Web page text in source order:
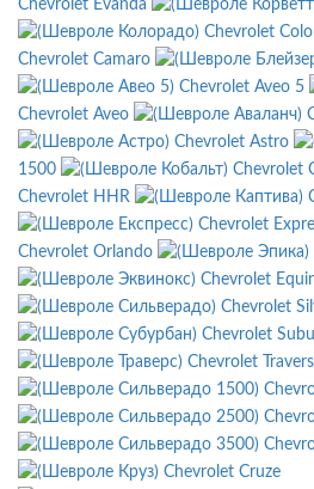
Chevrolet Evanda
Chevrolet
Chevrolet Camaro
Chevrolet Aveo 5
Chevrolet Aveo
Chevrolet Astro
1500
Chevrolet
Chevrolet HHR
Chevrolet
Chevrolet Orlando
Chevrolet
Chevrolet
Chevrolet
Chevrolet
Chevrolet Cruze